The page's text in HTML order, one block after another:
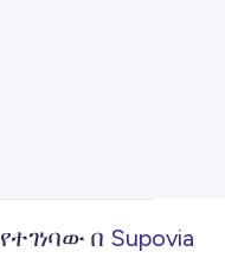
የተገነባው በ Supovia